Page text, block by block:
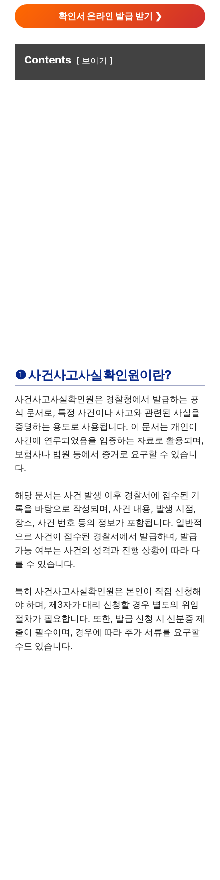
확인서 온라인 발급 받기 ❯
Contents 보이기
❶ 사건사고사실확인원이란?
사건사고사실확인원은 경찰청에서 발급하는 공
식 문서로, 특정 사건이나 사고와 관련된 사실을
증명하는 용도로 사용됩니다. 이 문서는 개인이
사건에 연루되었음을 입증하는 자료로 활용되며,
보험사나 법원 등에서 증거로 요구할 수 있습니
다.
해당 문서는 사건 발생 이후 경찰서에 접수된 기
록을 바탕으로 작성되며, 사건 내용, 발생 시점,
장소, 사건 번호 등의 정보가 포함됩니다. 일반적
으로 사건이 접수된 경찰서에서 발급하며, 발급
가능 여부는 사건의 성격과 진행 상황에 따라 다
를 수 있습니다.
특히 사건사고사실확인원은 본인이 직접 신청해
야 하며, 제3자가 대리 신청할 경우 별도의 위임
절차가 필요합니다. 또한, 발급 신청 시 신분증 제
출이 필수이며, 경우에 따라 추가 서류를 요구할
수도 있습니다.